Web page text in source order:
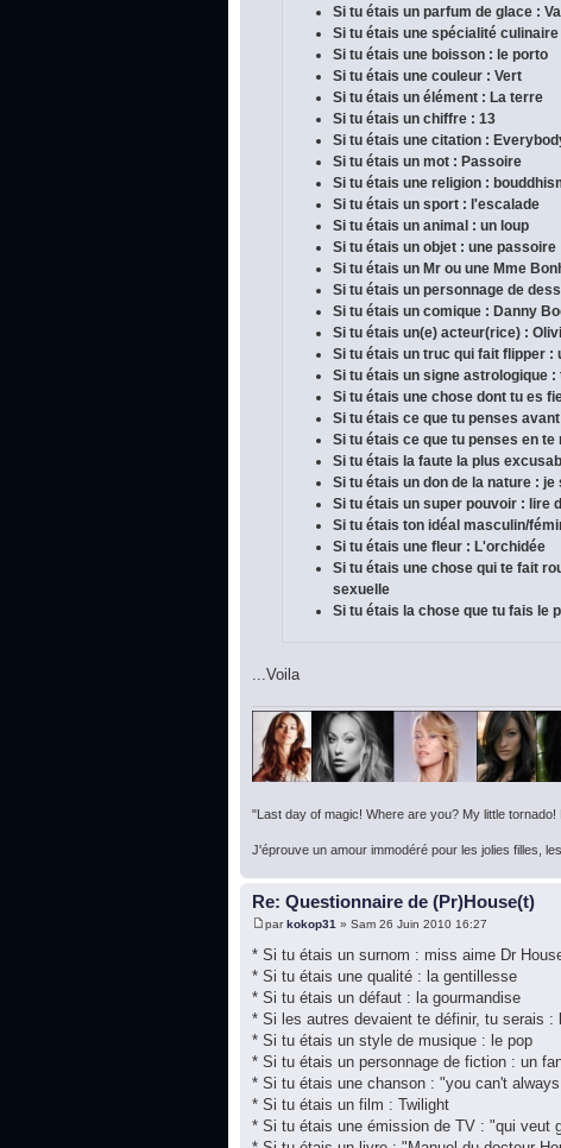
Si tu étais un parfum de glace :
Si tu étais une spécialité
Si tu étais une boisson : le porto
Si tu étais une couleur : Vert
Si tu étais un élément : La terre
Si tu étais un chiffre : 13
Si tu étais une citation :
Si tu étais un mot : Passoire
Si tu étais une religion :
Si tu étais un sport : l'escalade
Si tu étais un animal : un loup
Si tu étais un objet : une passoire
Si tu étais un Mr ou une Mme
Si tu étais un personnage de
Si tu étais un comique : Danny
Si tu étais un(e) acteur(rice) :
Si tu étais un truc qui fait flipper :
Si tu étais un signe astrologique :
Si tu étais une chose dont tu es
Si tu étais ce que tu penses
Si tu étais ce que tu penses en te
Si tu étais la faute la plus
Si tu étais un don de la nature : je
Si tu étais un super pouvoir : lire
Si tu étais ton idéal masculin/
Si tu étais une fleur : L'orchidée
Si tu étais une chose qui te fait
sexuelle
Si tu étais la chose que tu fais le
...Voila
"Last day of magic! Where are you? My little tornado!
J'éprouve un amour immodéré pour les jolies filles,
Re: Questionnaire de (Pr)House(t)
parkokop31 » Sam 26 Juin 2010 16:27
* Si tu étais un surnom : miss aime Dr
* Si tu étais une qualité : la gentillesse
* Si tu étais un défaut : la gourmandise
* Si les autres devaient te définir, tu serais :
* Si tu étais un style de musique : le pop
* Si tu étais un personnage de fiction : un
* Si tu étais une chanson : "you can't
* Si tu étais un film : Twilight
* Si tu étais une émission de TV : "qui veut